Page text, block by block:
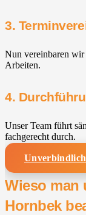
3.
Nun vereinbaren wir
Arbeiten.
4.
Unser Team führt
fachgerecht durch.
Wieso man
Hornbek